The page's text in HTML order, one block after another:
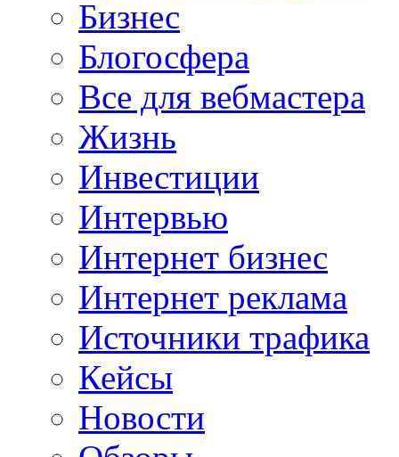
Бизнес
Блогосфера
Все для вебмастера
Жизнь
Инвестиции
Интервью
Интернет бизнес
Интернет реклама
Источники трафика
Кейсы
Новости